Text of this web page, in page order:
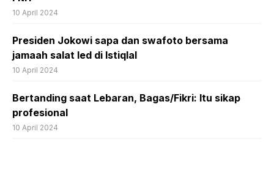
10 April 2024
Presiden Jokowi sapa dan swafoto bersama
jamaah salat Ied di Istiqlal
10 April 2024
Bertanding saat Lebaran, Bagas/Fikri: Itu sikap
profesional
10 April 2024